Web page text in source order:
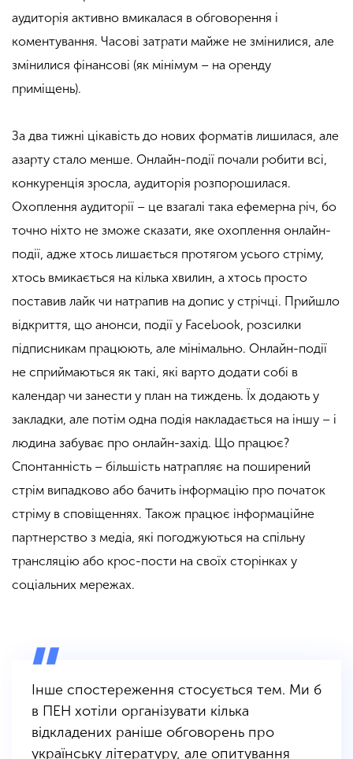
аудиторія активно вмикалася в обговорення і
коментування. Часові затрати майже не змінилися, але
змінилися фінансові (як мінімум – на оренду
приміщень).
За два тижні цікавість до нових форматів лишилася, але
азарту стало менше. Онлайн-події почали робити всі,
конкуренція зросла, аудиторія розпорошилася.
Охоплення аудиторії – це взагалі така ефемерна річ, бо
точно ніхто не зможе сказати, яке охоплення онлайн-
події, адже хтось лишається протягом усього стріму,
хтось вмикається на кілька хвилин, а хтось просто
поставив лайк чи натрапив на допис у стрічці. Прийшло
відкриття, що анонси, події у Facebook, розсилки
підписникам працюють, але мінімально. Онлайн-події
не сприймаються як такі, які варто додати собі в
календар чи занести у план на тиждень. Їх додають у
закладки, але потім одна подія накладається на іншу – і
людина забуває про онлайн-захід. Що працює?
Спонтанність – більшість натрапляє на поширений
стрім випадково або бачить інформацію про початок
стріму в сповіщеннях. Також працює інформаційне
партнерство з медіа, які погоджуються на спільну
трансляцію або крос-пости на своїх сторінках у
соціальних мережах.
Інше спостереження стосується тем. Ми б
в ПЕН хотіли організувати кілька
відкладених раніше обговорень про
українську літературу, але опитування